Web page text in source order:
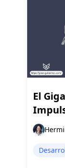
El